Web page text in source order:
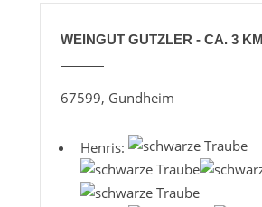
WEINGUT GUTZLER - CA. 3 KM
67599, Gundheim
Henris: